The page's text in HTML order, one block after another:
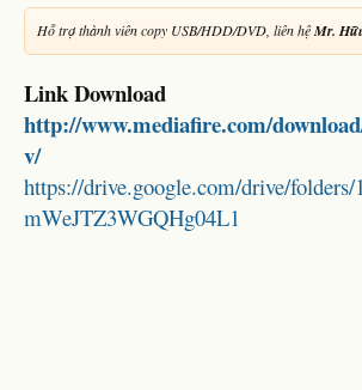
Hỗ trợ thành viên copy USB/HDD/DVD, liên hệMr.
Link Download
http://www.mediafire.com/
v/
https://drive.google.com/drive/
mWeJTZ3WGQHg04L1